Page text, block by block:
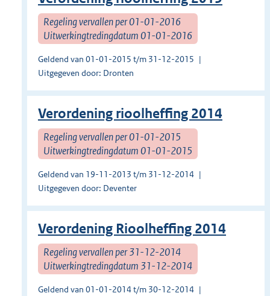
Regeling vervallen per 01-01-2016
Uitwerkingtredingdatum 01-01-2016
Geldend van 01-01-2015 t/m 31-12-2015
Uitgegeven door: Dronten
Verordening rioolheffing 2014
Regeling vervallen per 01-01-2015
Uitwerkingtredingdatum 01-01-2015
Geldend van 19-11-2013 t/m 31-12-2014
Uitgegeven door: Deventer
Verordening Rioolheffing 2014
Regeling vervallen per 31-12-2014
Uitwerkingtredingdatum 31-12-2014
Geldend van 01-01-2014 t/m 30-12-2014